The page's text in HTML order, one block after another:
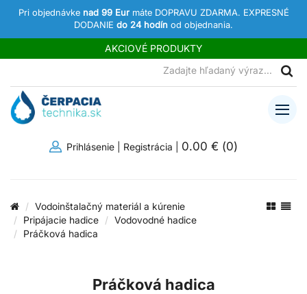
Pri objednávke nad 99 Eur máte DOPRAVU ZDARMA. EXPRESNÉ
DODANIE do 24 hodín od objednania.
AKCIOVÉ PRODUKTY
Prihlásenie Registrácia 0.00 € (0)
Vodoinštalačný materiál a kúrenie
Pripájacie hadice
Vodovodné hadice
Práčková hadica
Práčková hadica